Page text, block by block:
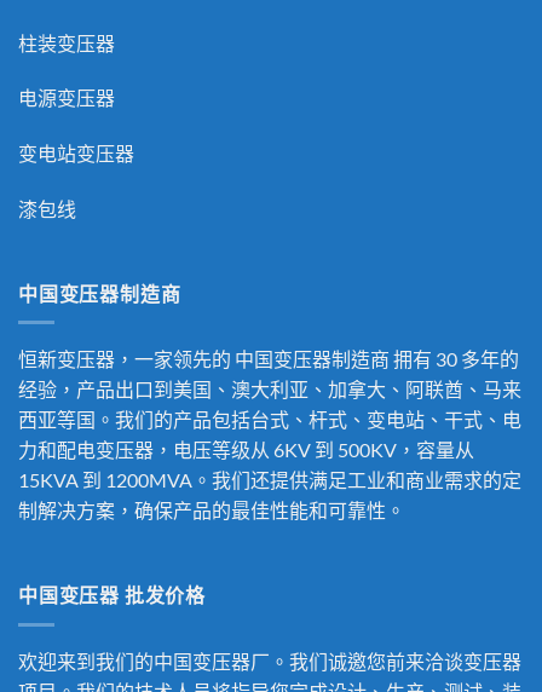
柱装变压器
电源变压器
变电站变压器
漆包线
中国变压器制造商
恒新变压器，一家领先的 中国变压器制造商 拥有 30 多年的
经验，产品出口到美国、澳大利亚、加拿大、阿联酋、马来
西亚等国。我们的产品包括台式、杆式、变电站、干式、电
力和配电变压器，电压等级从 6KV 到 500KV，容量从
15KVA 到 1200MVA。我们还提供满足工业和商业需求的定
制解决方案，确保产品的最佳性能和可靠性。
中国变压器 批发价格
欢迎来到我们的中国变压器厂。我们诚邀您前来洽谈变压器